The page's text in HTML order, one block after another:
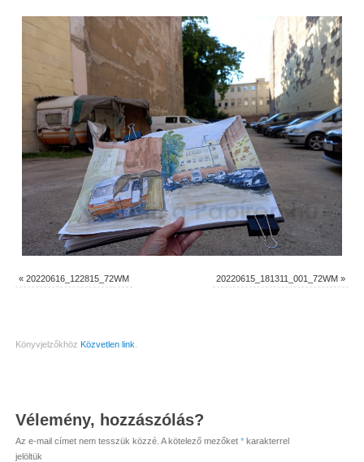
« 20220616_122815_72WM 20220615_181311_001_72WM »
Könyvjelzőkhöz Közvetlen link
Vélemény, hozzászólás?
Az e-mail címet nem tesszük közzé. A kötelező mezőket *karakterrel
jelöltük